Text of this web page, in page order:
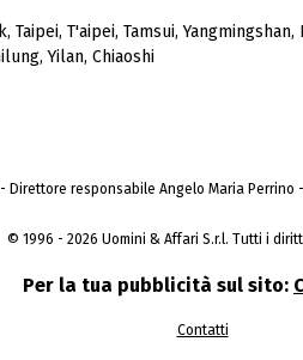
, Taipei, T'aipei, Tamsui,Yangmingshan,
,Yilan, Chiaoshi
responsabile Angelo Maria Perrino -
© 1996 - 2026 Uomini & Affari S.r.l. Tutti i
Per la tua pubblicità sul sito:
Contatti